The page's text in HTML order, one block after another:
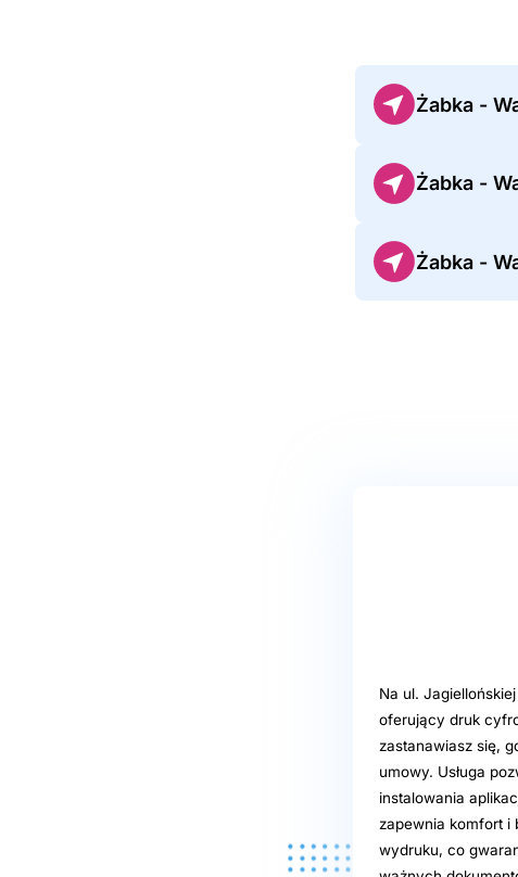
Żabka -
Żabka -
Żabka -
Na ul.
oferujący druk
zastanawiasz się,
umowy. Usługa
instalowania
zapewnia komfort i
wydruku, co